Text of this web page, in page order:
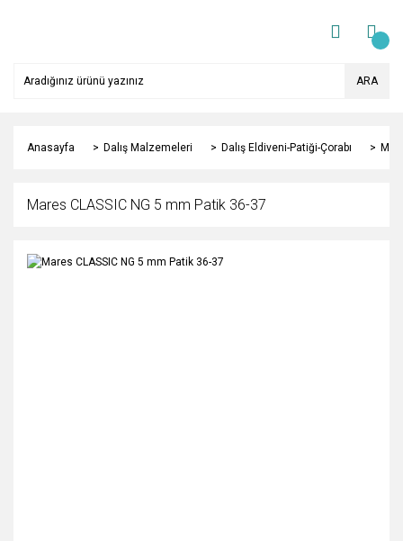
ARA
Anasayfa Dalış Malzemeleri Dalış Eldiveni-Patiği-Çorabı
Mares CLASSIC NG 5 mm Patik 36-37